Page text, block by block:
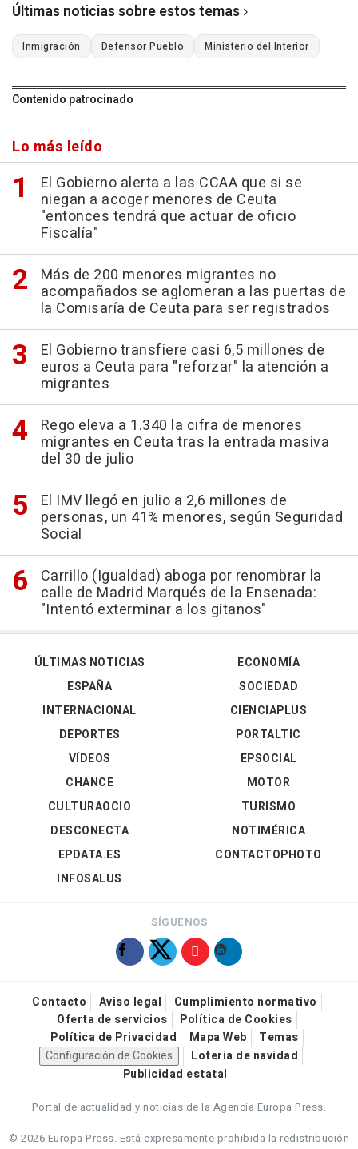
Últimas noticias sobre estos temas
Inmigración Defensor Pueblo Ministerio del Interior
Contenido patrocinado
Lo más leído
El Gobierno alerta a las CCAA que si se
niegan a acoger menores de Ceuta
"entonces tendrá que actuar de oficio
Fiscalía"
Más de 200 menores migrantes no
acompañados se aglomeran a las puertas de
la Comisaría de Ceuta para ser registrados
El Gobierno transfiere casi 6,5 millones de
euros a Ceuta para "reforzar" la atención a
migrantes
Rego eleva a 1.340 la cifra de menores
migrantes en Ceuta tras la entrada masiva
del 30 de julio
El IMV llegó en julio a 2,6 millones de
personas, un 41% menores, según Seguridad
Social
Carrillo (Igualdad) aboga por renombrar la
calle de Madrid Marqués de la Ensenada:
"Intentó exterminar a los gitanos"
ÚLTIMAS NOTICIAS
ESPAÑA
INTERNACIONAL
DEPORTES
VÍDEOS
ECONOMÍA
SOCIEDAD
CIENCIAPLUS
PORTALTIC
EPSOCIAL
CHANCE
CULTURAOCIO
DESCONECTA
EPDATA.ES
INFOSALUS
MOTOR
TURISMO
NOTIMÉRICA
CONTACTOPHOTO
SÍGUENOS
Contacto Aviso legal
Cumplimiento normativo
Oferta de servicios
Política de Cookies
Política de Privacidad
Mapa Web
Temas
Configuración de Cookies
Loteria de navidad
Publicidad estatal
Portal de actualidad y noticias de la Agencia Europa Press.
© 2026 Europa Press. Está expresamente prohibida la redistribución